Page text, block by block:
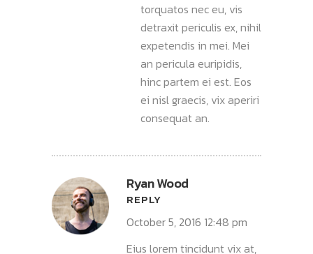
torquatos nec eu, vis
detraxit periculis ex, nihil
expetendis in mei. Mei
an pericula euripidis,
hinc partem ei est. Eos
ei nisl graecis, vix aperiri
consequat an.
Ryan Wood
REPLY
October 5, 2016 12:48 pm
Eius lorem tincidunt vix at,